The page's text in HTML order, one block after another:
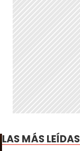
LAS MÁS LEÍDAS